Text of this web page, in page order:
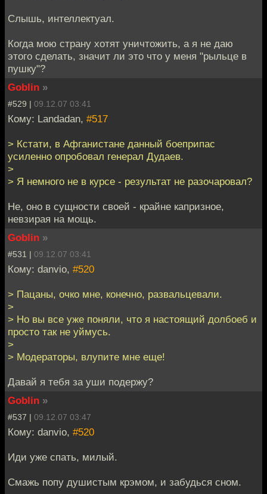
Слышь, интеллектуал.
Когда мою страну хотят уничтожить, а я не даю
этого сделать, значит ли это что у меня "рыльце в
пушку"?
Goblin »
#529 | 09.12.07 03:41
Кому: Landadan, #517
> Кстати, в Афганистане данный боеприпас
усиленно опробовал генерал Дудаев.
>
> Я немного не в курсе - результат не разочаровал?
Не, оно в сущности своей - крайне капризное,
невзирая на мощь.
Goblin »
#531 | 09.12.07 03:41
Кому: danvio, #520
> Пацаны, очко мне, конечно, развальцевали.
>
> Но вы все уже поняли, что я настоящий долбоеб и
просто так не уймусь.
>
> Модераторы, влупите мне еще!
Давай я тебя за уши подержу?
Goblin »
#537 | 09.12.07 03:47
Кому: danvio, #520
Иди уже спать, милый.
Смажь попу душистым крэмом, и забудься сном.